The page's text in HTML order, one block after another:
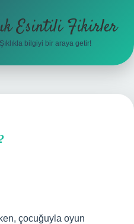
Esintili Fikirler
Şıklıkla bilgiyi bir araya getir!
çocuğuyla oyun